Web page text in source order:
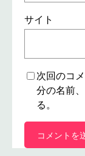
サイト
次回のコ
分の名前
る。